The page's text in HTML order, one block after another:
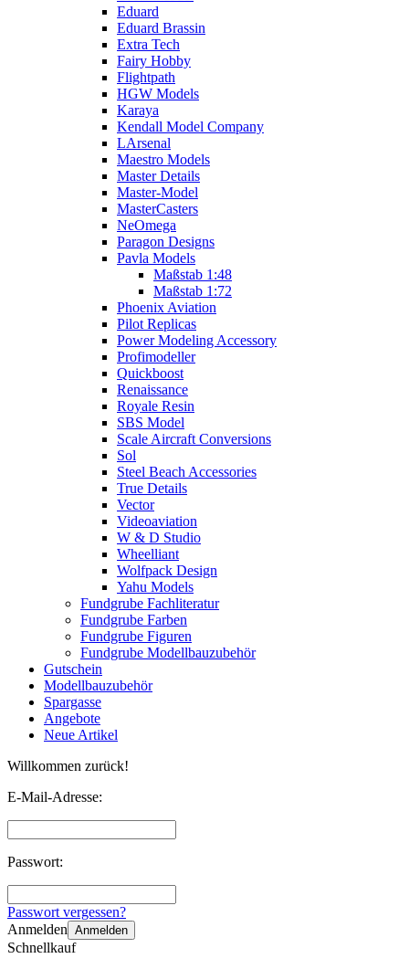
Eduard
Eduard Brassin
Extra Tech
Fairy Hobby
Flightpath
HGW Models
Karaya
Kendall Model Company
LArsenal
Maestro Models
Master Details
Master-Model
MasterCasters
NeOmega
Paragon Designs
Pavla Models
Maßstab 1:48
Maßstab 1:72
Phoenix Aviation
Pilot Replicas
Power Modeling Accessory
Profimodeller
Quickboost
Renaissance
Royale Resin
SBS Model
Scale Aircraft Conversions
Sol
Steel Beach Accessories
True Details
Vector
Videoaviation
W & D Studio
Wheelliant
Wolfpack Design
Yahu Models
Fundgrube Fachliteratur
Fundgrube Farben
Fundgrube Figuren
Fundgrube Modellbauzubehör
Gutschein
Modellbauzubehör
Spargasse
Angebote
Neue Artikel
Willkommen zurück!
E-Mail-Adresse:
Passwort:
Passwort vergessen?
Anmelden Anmelden
Schnellkauf